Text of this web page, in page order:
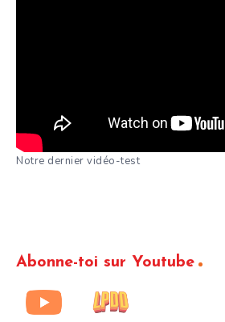
Notre dernier vidéo-test
Abonne-toi sur Youtube